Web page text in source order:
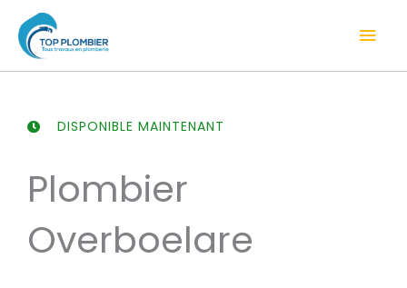
contenu
DISPONIBLE MAINTENANT
Plombier
Overboelare